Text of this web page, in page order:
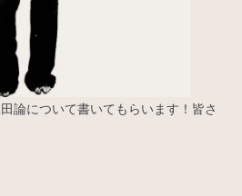
論について書いてもらいます！皆さ